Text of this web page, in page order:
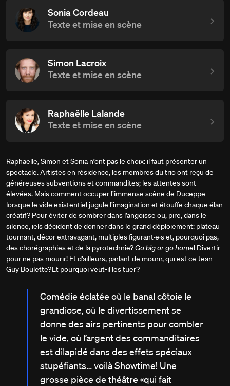
Sonia Cordeau
Texte et mise en scène
Simon Lacroix
Texte et mise en scène
Raphaëlle Lalande
Texte et mise en scène
Raphaëlle, Simon et Sonia n’ont pas le choix: il faut présenter un
spectacle. Artistes en résidence, les membres du trio ont reçu de
généreuses subventions et commandites; les attentes sont
élevées. Mais comment occuper l’immense scène de Duceppe
lorsque le vide existentiel jugule l’imagination et étouffe chaque élan
créatif? Pour éviter de sombrer dans l’angoisse ou, pire, dans le
silence, iels décident de donner dans le grand déploiement: plateau
tournant, décor extravagant, multiples figurant·e·s et, pourquoi pas,
des chorégraphies et de la pyrotechnie?Go big or go home! Divertir
pour ne pas mourir! Et d’ailleurs, parlant de mourir, qui est ce Jean-
Guy Boulette? Et pourquoi veut-il les tuer?
Comédie éclatée où le banal côtoie le
grandiose, où le divertissement se
donne des airs pertinents pour combler
le vide, où l’argent des commanditaires
est dilapidé dans des effets spéciaux
stupéfiants… voilà Showtime! Une
grosse pièce de théâtre «qui fait